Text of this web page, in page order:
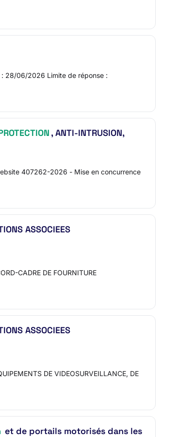
: 28/06/2026 Limite de réponse :
, ANTI-INTRUSION,
407262-2026 - Mise en concurrence
ASSOCIEES
CADRE DE FOURNITURE
ASSOCIEES
DE VIDEOSURVEILLANCE, DE
et de portails motorisés dans les